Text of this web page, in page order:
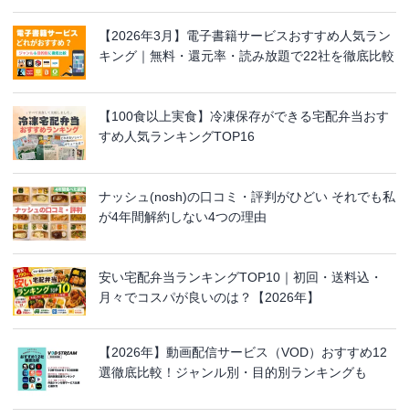
【2026年3月】電子書籍サービスおすすめ人気ラン
キング｜無料・還元率・読み放題で22社を徹底比較
【100食以上実食】冷凍保存ができる宅配弁当おす
すめ人気ランキングTOP16
ナッシュ(nosh)の口コミ・評判がひどい それでも私
が4年間解約しない4つの理由
安い宅配弁当ランキングTOP10｜初回・送料込・
月々でコスパが良いのは？【2026年】
【2026年】動画配信サービス（VOD）おすすめ12
選徹底比較！ジャンル別・目的別ランキングも